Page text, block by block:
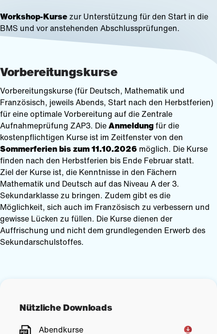
Workshop-Kursezur Unterstützung für den Start in die
BMS und vor anstehenden Abschlussprüfungen.
Vorbereitungskurse
Vorbereitungskurse (für Deutsch, Mathematik und
Französisch, jeweils Abends, Start nach den Herbstferien)
für eine optimale Vorbereitung auf die Zentrale
Aufnahmeprüfung ZAP3. DieAnmeldungfür die
kostenpflichtigen Kurse ist im Zeitfenster von den
Sommerferien bis zum 11.10.2026 möglich. Die Kurse
finden nach den Herbstferien bis Ende Februar statt.
Ziel der Kurse ist, die Kenntnisse in den Fächern
Mathematik und Deutsch auf das Niveau A der 3.
Sekundarklasse zu bringen. Zudem gibt es die
Möglichkeit, sich auch im Französisch zu verbessern und
gewisse Lücken zu füllen. Die Kurse dienen der
Auffrischung und nicht dem grundlegenden Erwerb des
Sekundarschulstoffes.
Nützliche Downloads
Abendkurse